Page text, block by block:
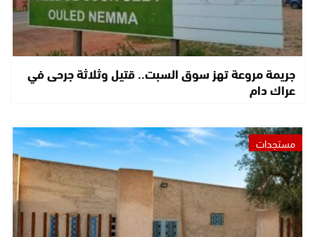
جريمة مروعة تهز سوق السبت.. قتيل وثلاثة جرحى في
عراك دام
مستجدات